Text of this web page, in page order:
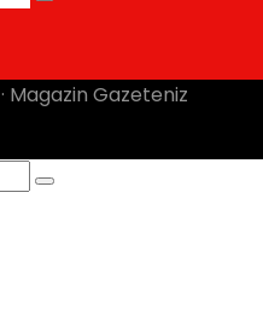
· Magazin Gazeteniz